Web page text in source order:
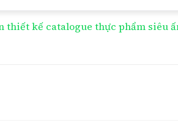
thiết kế catalogue thực phẩm siêu